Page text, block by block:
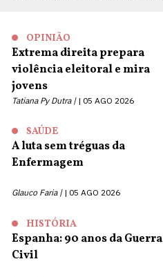
OPINIÃO
Extrema direita prepara
violência eleitoral e mira
jovens
Tatiana Py Dutra | 05 AGO 2026
SAÚDE
A luta sem tréguas da
Enfermagem
Glauco Faria | 05 AGO 2026
HISTÓRIA
Espanha: 90 anos da Guerra
Civil